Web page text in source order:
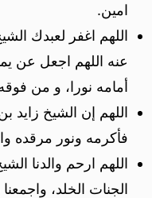
امين.
اللهم اغفر لعبدك
عنه اللهم اجعل عن
أمامه نورا، و من
اللهم إن الشيخ
فأكرمه ونور مرقده
اللهم ارحم والدنا
الجنات الخلد، واجمعنا